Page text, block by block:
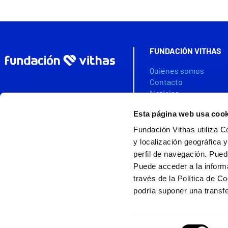
Esta página web usa
Fundación Vithas utiliza
y localización geográfica
perfil de navegación.
Puede acceder a la
través de la Política de
podría suponer una
FUNDACIÓN VITHAS
Quiénes somos
Contacto
Noticias
Colabora
VITHAS DATA SPACE
Ayudas